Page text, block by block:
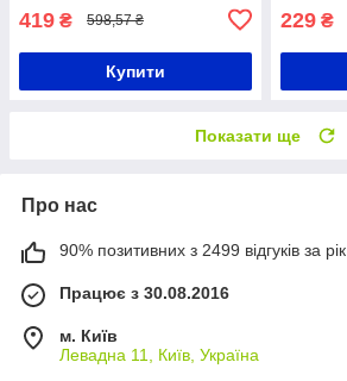
419 ₴ 598,57 ₴
Купити
229 ₴
Показати ще
Про нас
90% позитивних з 2499 відгуків за рік
Працює з 30.08.2016
м. Київ
Левадна 11, Київ, Україна